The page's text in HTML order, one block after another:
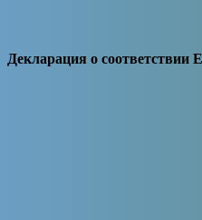
Декларация о соответствии